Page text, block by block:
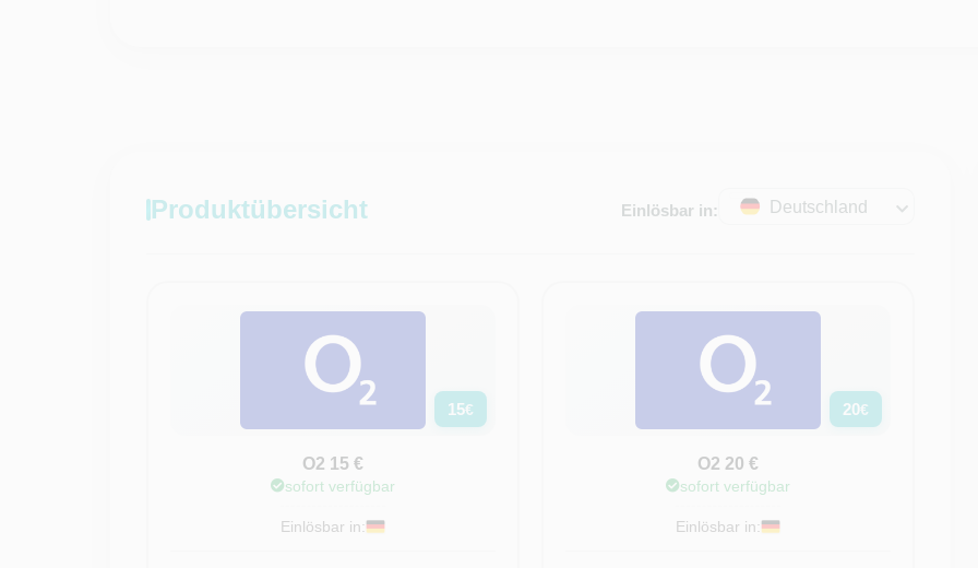
Produktübersicht Einlösbar in: Deutschland
15€
O2 15 €
sofort verfügbar
Einlösbar in:
20€
O2 20 €
sofort verfügbar
Einlösbar in: